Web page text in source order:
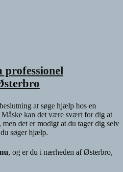
at søge hjælp hos en
kan det være svært for dig at
det er modigt at du tager dig selv
søger hjælp.
, og er du i nærheden af Østerbro,